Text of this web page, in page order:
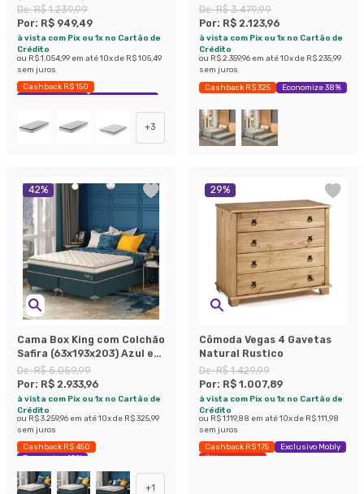
Cinza
De:R$ 1.239,99
Por: R$ 949,49
à vista com Pix ou 1x no Cartão de
Crédito
ou R$ 1.054,99 em até10x de R$ 105,49
sem juros
Cashback R$ 150
Exclusivo Mobly
Economize 23%
+3
Molejo Superelastic
(67x108x198) Bege
De:R$ 3.479,99
Por: R$ 2.123,96
à vista com Pix ou 1x no Cartão de
Crédito
ou R$ 2.359,96 em até10x de R$ 235,99
sem juros
Cashback R$ 325 Economize 38%
42%
Cama Box King com Colchão
Safira (63x193x203) Azul e
Branco
De:R$ 5.059,99
Por: R$ 2.933,96
à vista com Pix ou 1x no Cartão de
Crédito
ou R$ 3.259,96 em até10x de R$ 325,99
sem juros
Cashback R$ 450
Economize 42%
+1
29%
Cômoda Vegas 4 Gavetas
Natural Rustico
De:R$ 1.429,99
Por: R$ 1.007,89
à vista com Pix ou 1x no Cartão de
Crédito
ou R$ 1.119,88 em até10x de R$ 111,98
sem juros
Cashback R$ 175
Exclusivo Mobly
Últimas peças